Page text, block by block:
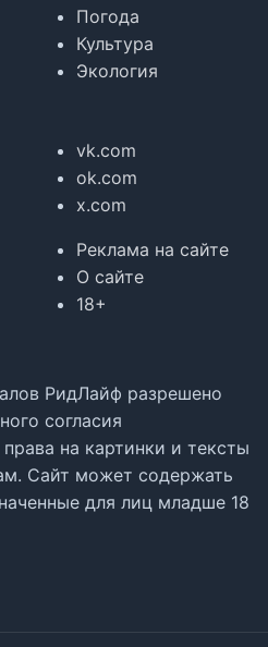
Погода
Культура
Экология
vk.com
ok.com
x.com
Реклама на сайте
О сайте
18+
РидЛайф разрешено
согласия
на картинки и тексты
Сайт может содержать
для лиц младше 18